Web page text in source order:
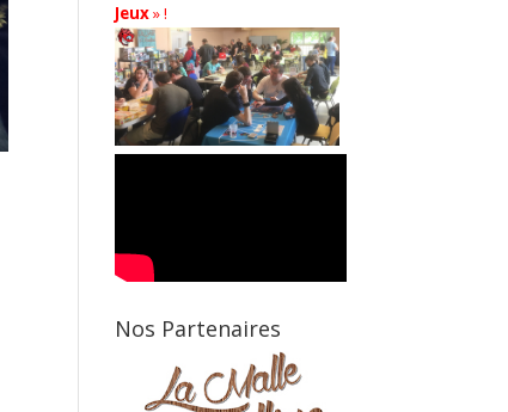
Jeux» !
Nos Partenaires